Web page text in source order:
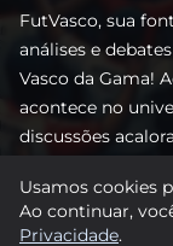
FutVasco, sua
análises e
Vasco da Gama!
acontece no
discussões
nenhum lance e
rumo às vitórias!
Usamos cookies
Ao continuar,
Privacidade.